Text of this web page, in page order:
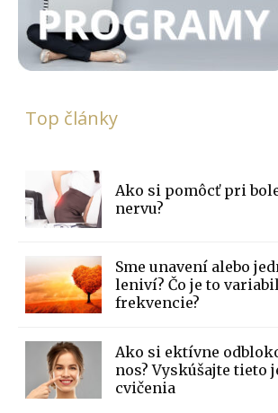
Top články
Ako si pomôcť pri
nervu?
Sme unavení alebo
leniví? Čo je to
frekvencie?
Ako si ektívne
nos? Vyskúšajte tieto
cvičenia